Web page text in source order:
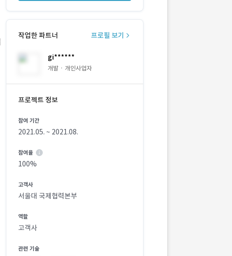
작업한 파트너 프로필 보기
gi******
개발 · 개인사업자
프로젝트 정보
참여 기간
2021.05. ~ 2021.08.
참여율
100%
고객사
서울대 국제협력본부
역할
고객사
관련 기술